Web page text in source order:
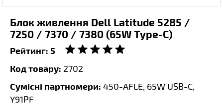
Блок живлення Dell Latitude 5285 /
7250 / 7370 / 7380 (65W Type-C)
Рейтинг: 5
Код товару: 2702
Сумісні партномери: 450-AFLE, 65W USB-C,
Y91PF